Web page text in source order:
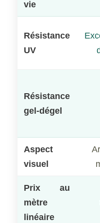
vie
Résistance
UV
Résistance
gel-dégel
Aspect
visuel
Prix au
mètre
linéaire